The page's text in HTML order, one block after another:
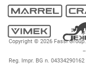
Copyright © 2026 Fassi
Reg. Impr. BG n.